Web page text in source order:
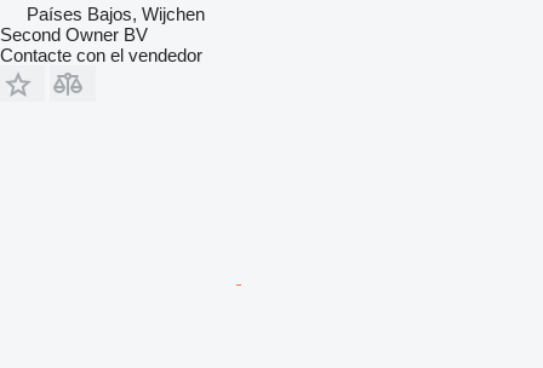
Países Bajos, Wijchen
Second Owner BV
Contacte con el vendedor